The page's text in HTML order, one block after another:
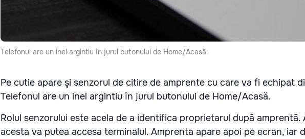
Telefonul are un inel argintiu în jurul butonului de Home/Acasă.
Pe cutie apare şi senzorul de citire de amprente cu care va fi echipat
Telefonul are un inel argintiu în jurul butonului de Home/Acasă.
Rolul senzorului este acela de a identifica proprietarul după amprentă.
acesta va putea accesa terminalul. Amprenta apare apoi pe ecran, iar